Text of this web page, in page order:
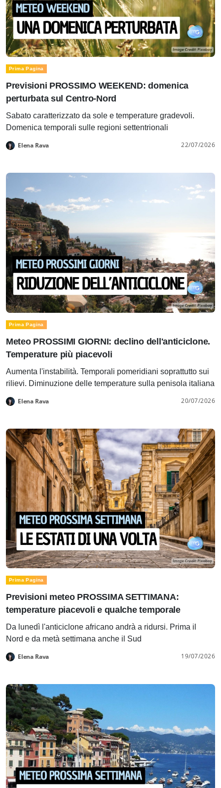
Prima Pagina
Previsioni PROSSIMO WEEKEND: domenica
perturbata sul Centro-Nord
Sabato caratterizzato da sole e temperature gradevoli.
Domenica temporali sulle regioni settentrionali
Elena Rava 22/07/2026
Prima Pagina
Meteo PROSSIMI GIORNI: declino dell'anticiclone.
Temperature più piacevoli
Aumenta l'instabilità. Temporali pomeridiani soprattutto sui
rilievi. Diminuzione delle temperature sulla penisola italiana
Elena Rava 20/07/2026
Prima Pagina
Previsioni meteo PROSSIMA SETTIMANA:
temperature piacevoli e qualche temporale
Da lunedì l'anticiclone africano andrà a ridursi. Prima il
Nord e da metà settimana anche il Sud
Elena Rava 19/07/2026